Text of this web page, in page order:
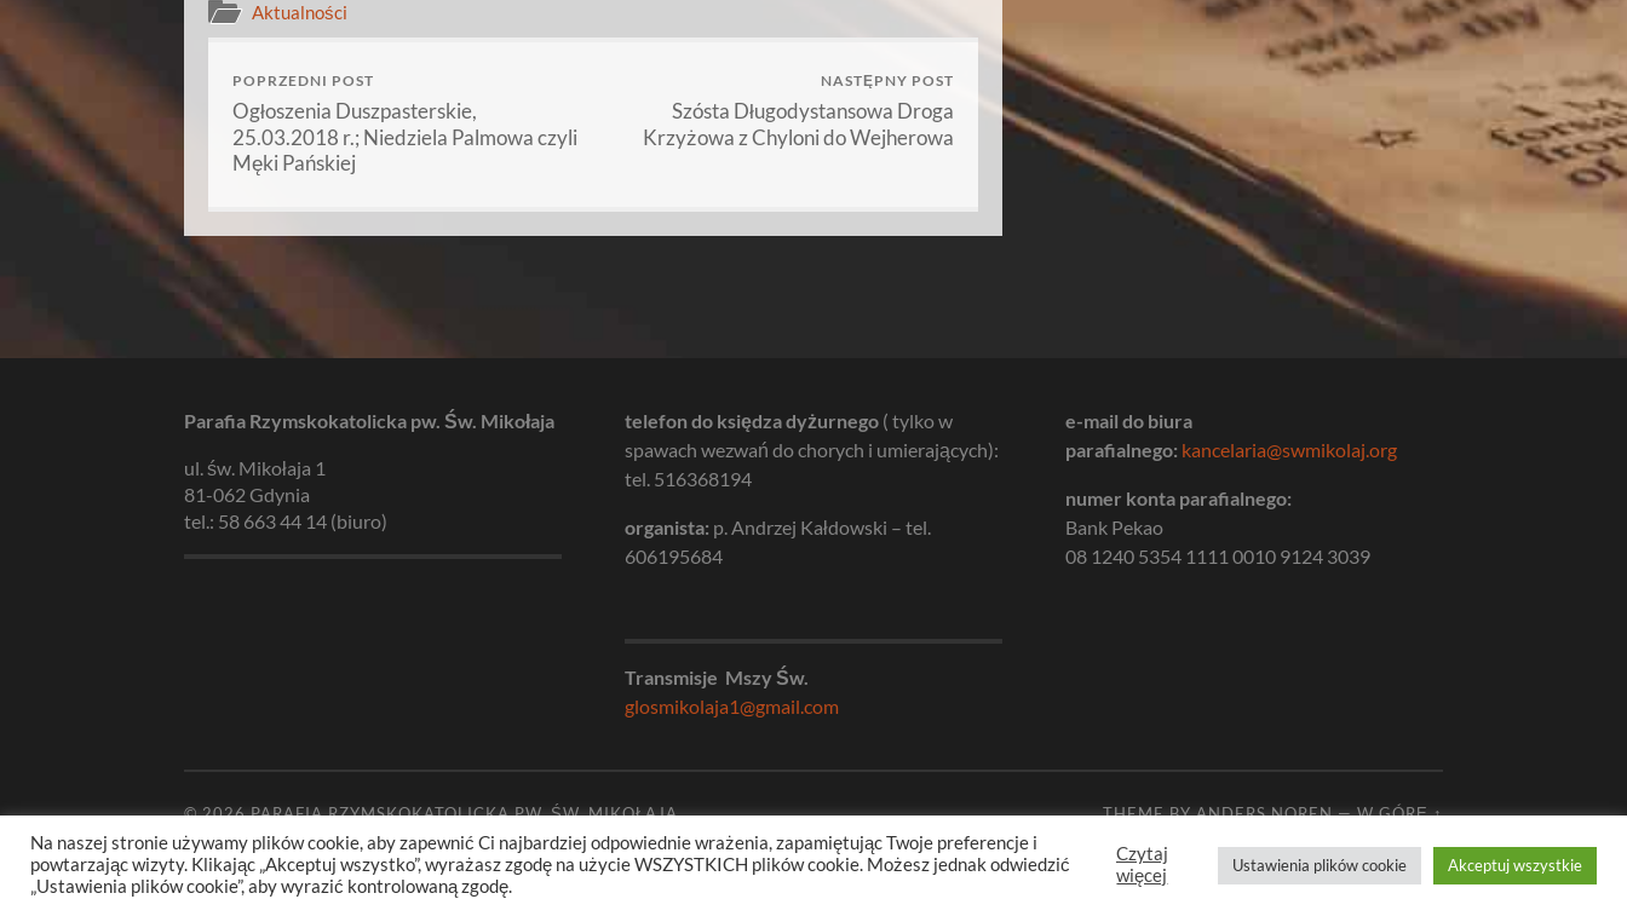
Aktualności
POPRZEDNI POST
Ogłoszenia Duszpasterskie,
25.03.2018 r.; Niedziela Palmowa czyli
Męki Pańskiej
NASTĘPNY POST
Szósta Długodystansowa Droga
Krzyżowa z Chyloni do Wejherowa
Parafia Rzymskokatolicka pw. Św. Mikołaja
ul. św. Mikołaja 1
81-062 Gdynia
tel.: 58 663 44 14 (biuro)
telefon do księdza dyżurnego ( tylko w
spawach wezwań do chorych i umierających):
tel. 516368194
organista: p. Andrzej Kałdowski – tel.
606195684
Transmisje Mszy Św.
glosmikolaja1@gmail.com
e-mail do biura
parafialnego: kancelaria@swmikolaj.org
numer konta parafialnego:
Bank Pekao
08 1240 5354 1111 0010 9124 3039
© 2026PARAFIA RZYMSKOKATOLICKA PW. ŚW. MIKOŁAJA THEME BYANDERS NOREN—W GÓRĘ ↑
Na naszej stronie używamy plików cookie, aby zapewnić Ci najbardziej odpowiednie wrażenia, zapamiętując Twoje preferencje i
powtarzając wizyty. Klikając „Akceptuj wszystko”, wyrażasz zgodę na użycie WSZYSTKICH plików cookie. Możesz jednak odwiedzić
„Ustawienia plików cookie”, aby wyrazić kontrolowaną zgodę.
Czytaj
więcej
Ustawienia plików cookie Akceptuj wszystkie